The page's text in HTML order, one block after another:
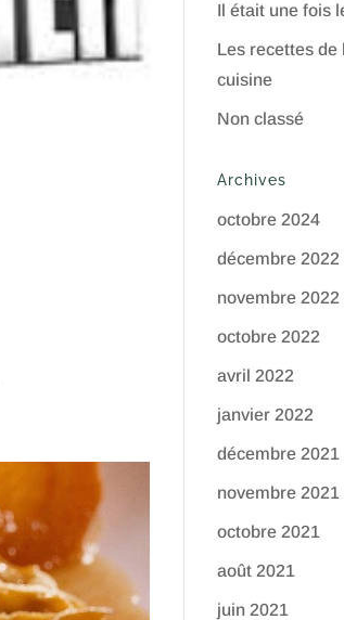
Il était une fois
Les recettes de
cuisine
Non classé
Archives
octobre 2024
décembre 2022
novembre 2022
octobre 2022
avril 2022
janvier 2022
décembre 2021
novembre 2021
octobre 2021
août 2021
juin 2021